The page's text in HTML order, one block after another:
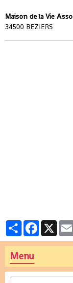
Maison de la Vie
34500 BEZIERS
PartagerFacebook
X
Menu